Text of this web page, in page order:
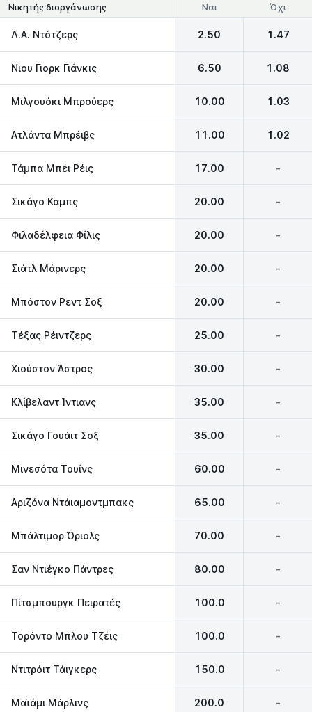
Νικητής διοργάνωσης Ναι Όχι
Λ.Α. Ντότζερς 2.50 1.47
Νιου Γιορκ Γιάνκις 6.50 1.08
Μιλγουόκι Μπρούερς 10.00 1.03
Ατλάντα Μπρέιβς 11.00 1.02
Τάμπα Μπέι Ρέις 17.00 -
Σικάγο Καμπς 20.00 -
Φιλαδέλφεια Φίλις 20.00 -
Σιάτλ Μάρινερς 20.00 -
Μπόστον Ρεντ Σοξ 20.00 -
Τέξας Ρέιντζερς 25.00 -
Χιούστον Άστρος 30.00 -
Κλίβελαντ Ίντιανς 35.00 -
Σικάγο Γουάιτ Σοξ 35.00 -
Μινεσότα Τουίνς 60.00 -
Αριζόνα Ντάιαμοντμπακς 65.00 -
Μπάλτιμορ Όριολς 70.00 -
Σαν Ντιέγκο Πάντρες 80.00 -
Πίτσμπουργκ Πειρατές 100.0 -
Τορόντο Μπλου Τζέις 100.0 -
Ντιτρόιτ Τάιγκερς 150.0 -
Μαϊάμι Μάρλινς 200.0 -